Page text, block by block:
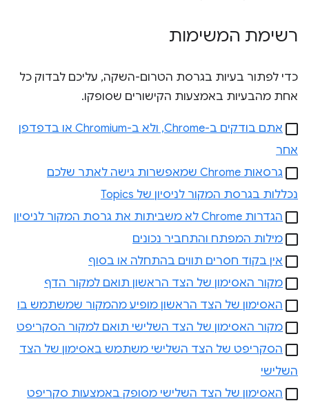
רשימת המשימות
כדי לפתור בעיות בגרסת הטרום-השקה, עליכם לבדוק כל
אחת מהבעיות באמצעות הקישורים שסופקו.
אתם בודקים ב-Chrome, ולא ב-Chromium או בדפדפן
אחר
גרסאות Chrome שמאפשרות גישה לאתר שלכם
נכללות בגרסת המקור לניסיון של Topics
הגדרות Chrome לא משביתות את גרסת המקור לניסיון
מילות המפתח והתחביר נכונים
אין בקוד חסרים תווים בהתחלה או בסוף
מקור האסימון של הצד הראשון תואם למקור הדף
האסימון של הצד הראשון מופיע מהמקור שמשתמש בו
מקור האסימון של הצד השלישי תואם למקור הסקריפט
הסקריפט של הצד השלישי משתמש באסימון של הצד
השלישי
האסימון של הצד השלישי מסופק באמצעות סקריפט